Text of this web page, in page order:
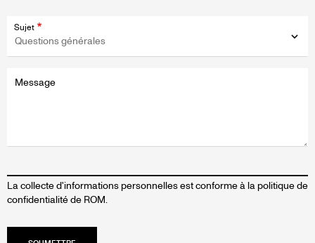
Sujet
Message
La collecte d'informations personnelles est conforme à la politique de
confidentialité de ROM.